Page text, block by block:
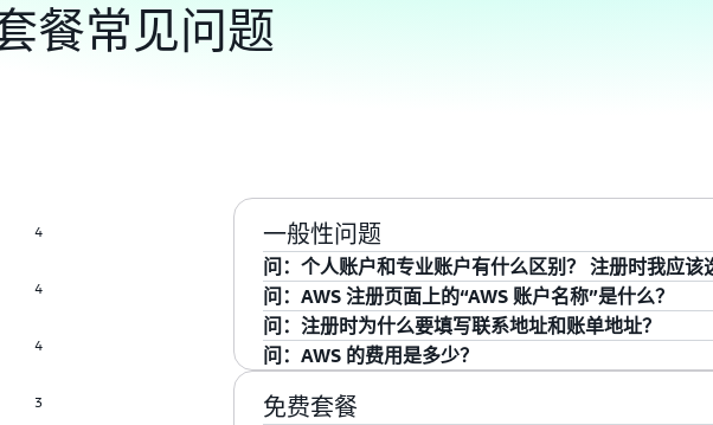
餐常见问题
4
4
4
3
一般性问题
问：个人账户和专业账户有什么区别？ 注册时我应该
专业账户是为企业创建的或在企业级别创建的账户，
建的。我们建议您选择专业账户来管理生产工作负载
动，建议您注册个人账户。
问：AWS 注册页面上的“AWS 账户名称”是什么？
“AWS 账户名称”是您的账户名称，将显示在 AWS 管
管理控制台中更改 AWS 账户名称。
问：注册时为什么要填写联系地址和账单地址？
我们需要使用您的联系地址来通知您有关账户的任何
使用情况和费用的详细信息。
问：AWS 的费用是多少？
为“AWS 免费套餐”的折扣，以试用该服务。定
免费套餐